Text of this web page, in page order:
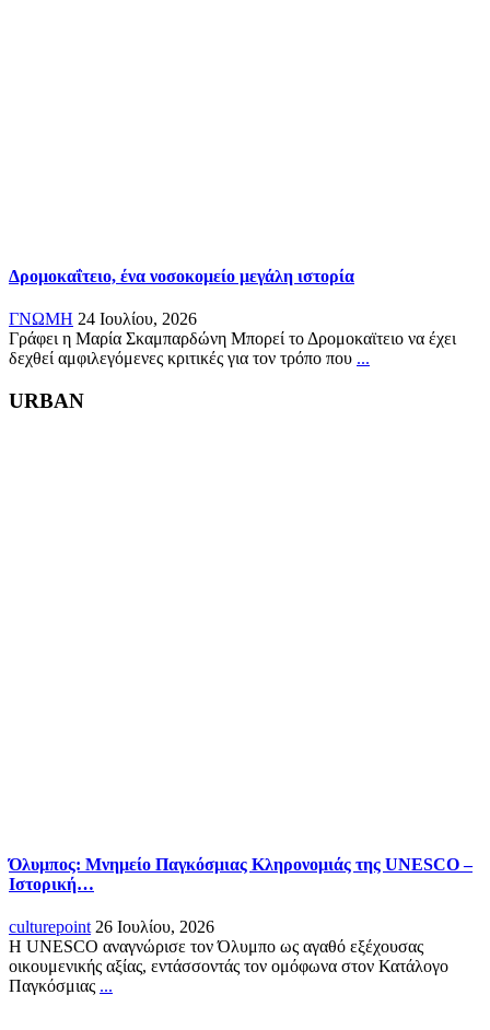
Δρομοκαΐτειο, ένα νοσοκομείο μεγάλη ιστορία
ΓΝΩΜΗ 24 Ιουλίου, 2026
Γράφει η Μαρία Σκαμπαρδώνη Μπορεί το Δρομοκαϊτειο να έχει
δεχθεί αμφιλεγόμενες κριτικές για τον τρόπο που ...
URBAN
Όλυμπος: Μνημείο Παγκόσμιας Κληρονομιάς της UNESCO –
Ιστορική…
culturepoint 26 Ιουλίου, 2026
Η UNESCO αναγνώρισε τον Όλυμπο ως αγαθό εξέχουσας
οικουμενικής αξίας, εντάσσοντάς τον ομόφωνα στον Κατάλογο
Παγκόσμιας ...